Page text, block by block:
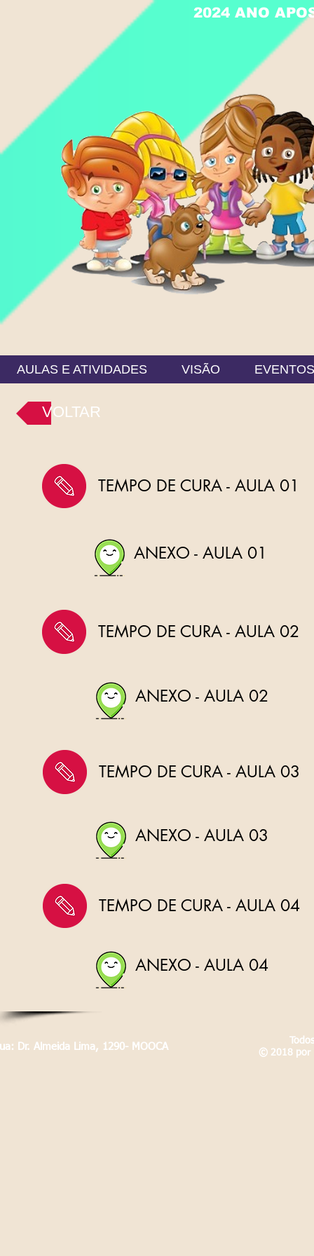
2024 ANO
AULAS E ATIVIDADES VISÃO EVENTOS
VOLTAR
ANEXO - AULA 01
TEMPO DE CURA - AULA 02
ANEXO - AULA 02
TEMPO DE CURA - AULA 03
ANEXO - AULA 03
TEMPO DE CURA - AULA 04
ANEXO - AULA 04
TEMPO DE CURA - AULA 01
Dr. Almeida Lima, 1290- MOOCA
© 2018 por